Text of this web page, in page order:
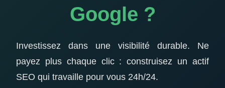
Google ?
Investissez dans une visibilité durable. Ne
payez plus chaque clic : construisez un actif
SEO qui travaille pour vous 24h/24.